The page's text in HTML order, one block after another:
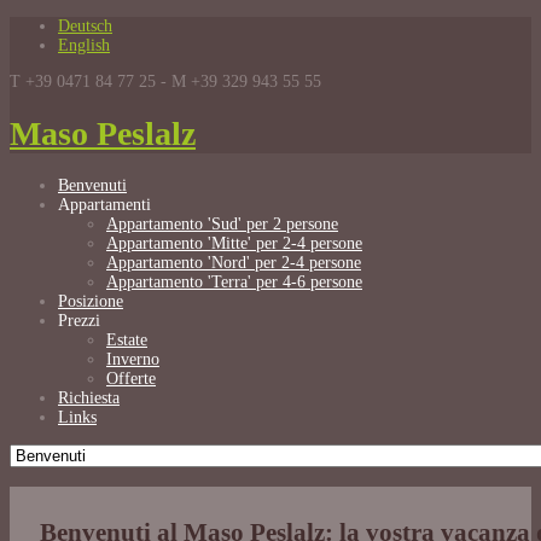
Deutsch
English
T +39 0471 84 77 25 - M +39 329 943 55 55
Maso Peslalz
Benvenuti
Appartamenti
Appartamento 'Sud' per 2 persone
Appartamento 'Mitte' per 2-4 persone
Appartamento 'Nord' per 2-4 persone
Appartamento 'Terra' per 4-6 persone
Posizione
Prezzi
Estate
Inverno
Offerte
Richiesta
Links
Benvenuti al Maso Peslalz: la vostra vacanza